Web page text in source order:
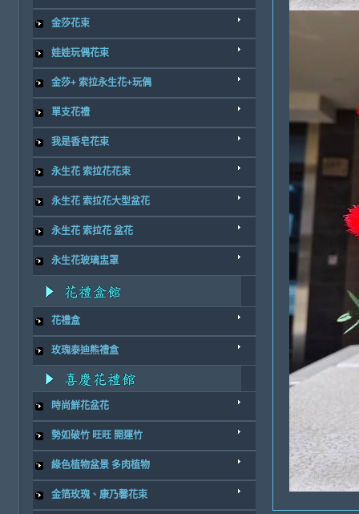
金莎花束
娃娃玩偶花束
金莎+ 索拉永生花+玩偶
單支花禮
我是香皂花束
永生花 索拉花花束
永生花 索拉花大型盆花
永生花 索拉花 盆花
永生花玻璃盅罩
花禮盒
玫瑰泰迪熊禮盒
時尚鮮花盆花
勢如破竹 旺旺 開運竹
綠色植物盆景 多肉植物
金箔玫瑰、康乃馨花束